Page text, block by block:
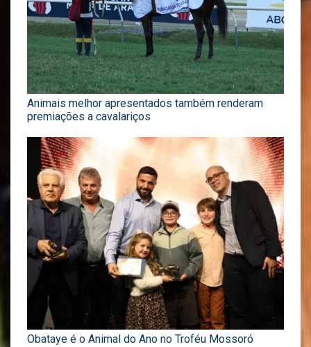
Animais melhor apresentados também renderam
premiações a cavalariços
Obataye é o Animal do Ano no Troféu Mossoró